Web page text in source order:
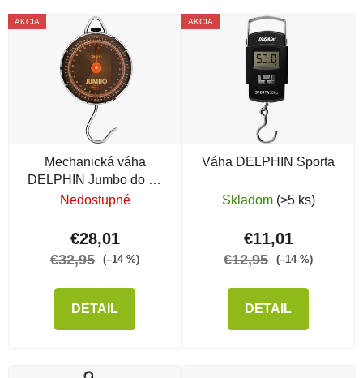
Výpis produktov
AKCIA
Mechanická váha
DELPHIN Jumbo do 54
kg
Nedostupné
€28,01
€32,95 (–14 %)
DETAIL
AKCIA
Váha DELPHIN Sporta
Skladom (>5 ks)
€11,01
€12,95 (–14 %)
DETAIL